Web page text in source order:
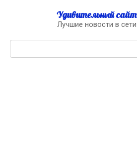
Удивительный сайт
Лучшие новости в сети